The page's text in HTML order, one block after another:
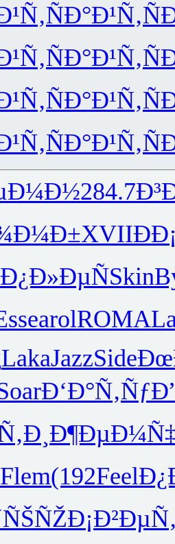
ÑÐ°Ð¹Ñ‚
ÑÐ°Ð¹Ñ‚
ÑÐ°Ð¹Ñ‚
ÑÐ°Ð¹Ñ‚
284.7
XVII
Ð¿Ð»ÐµÑSkin
arolROMA
LakaJazzSide
Ð‘Ð°Ñ‚Ñƒ
Flem(192Feel